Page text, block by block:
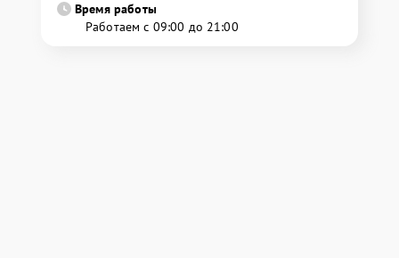
Время работы
Работаем с 09:00 до 21:00